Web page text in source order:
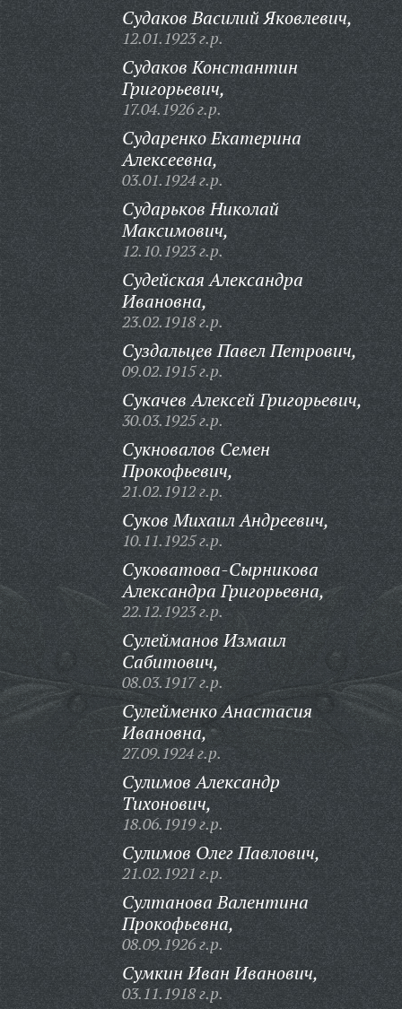
Судаков Василий Яковлевич,
12.01.1923 г.р.
Судаков Константин
Григорьевич,
17.04.1926 г.р.
Сударенко Екатерина
Алексеевна,
03.01.1924 г.р.
Сударьков Николай
Максимович,
12.10.1923 г.р.
Судейская Александра
Ивановна,
23.02.1918 г.р.
Суздальцев Павел Петрович,
09.02.1915 г.р.
Сукачев Алексей Григорьевич,
30.03.1925 г.р.
Сукновалов Семен
Прокофьевич,
21.02.1912 г.р.
Суков Михаил Андреевич,
10.11.1925 г.р.
Суковатова-Сырникова
Александра Григорьевна,
22.12.1923 г.р.
Сулейманов Измаил
Сабитович,
08.03.1917 г.р.
Сулейменко Анастасия
Ивановна,
27.09.1924 г.р.
Сулимов Александр
Тихонович,
18.06.1919 г.р.
Сулимов Олег Павлович,
21.02.1921 г.р.
Султанова Валентина
Прокофьевна,
08.09.1926 г.р.
Сумкин Иван Иванович,
03.11.1918 г.р.